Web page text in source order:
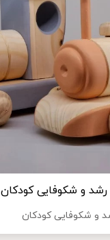
و شکوفایی کودکان
و شکوفایی کودکان